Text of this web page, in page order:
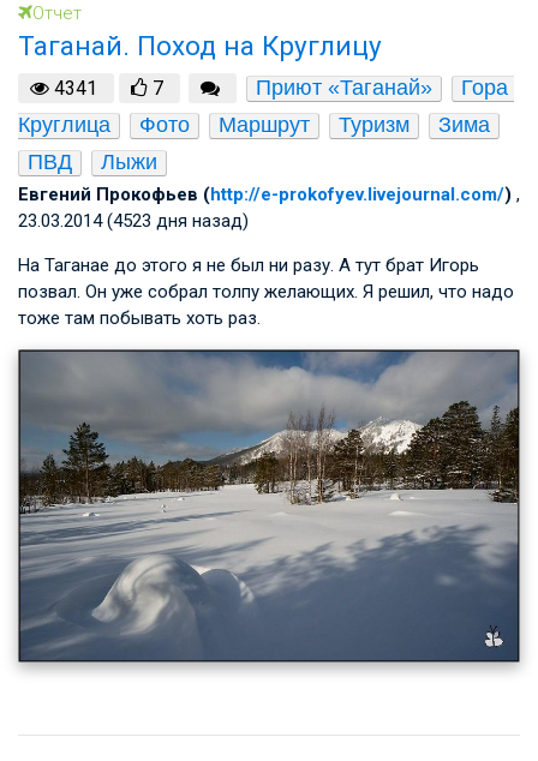
Отчет
Таганай. Поход на Круглицу
4341 7 Приют «Таганай»
Гора
Круглица
Фото Маршрут Туризм
Зима
ПВД
Лыжи
Евгений Прокофьев (http://e-prokofyev.livejournal.com/) ,
23.03.2014 (4523 дня назад)
На Таганае до этого я не был ни разу. А тут брат Игорь
позвал. Он уже собрал толпу желающих. Я решил, что надо
тоже там побывать хоть раз.